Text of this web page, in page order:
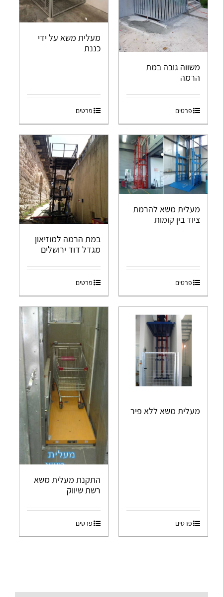
משווה גובה במת
הרמה
פרטים
מעלית משא על ידי
כננת
פרטים
מעלית משא להרמת
ציוד בין קומות
פרטים
במת הרמה למוזיאון
מגדל דוד ירושלים
פרטים
מעלית משא ללא פיר
פרטים
התקנת מעלית משא
רשת שיווק
פרטים